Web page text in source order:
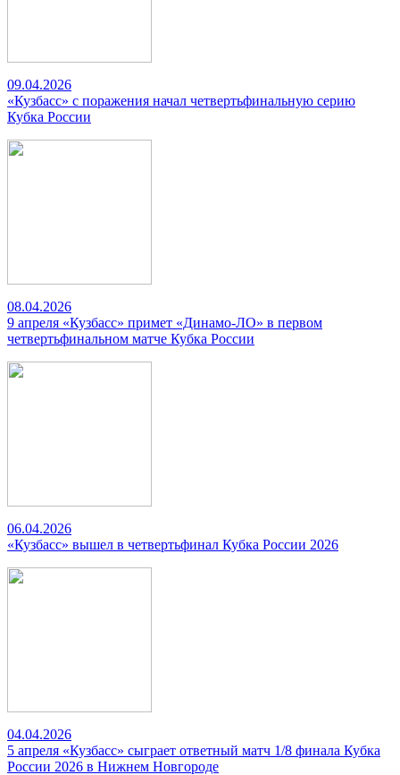
09.04.2026
«Кузбасс» с поражения начал четвертьфинальную серию
Кубка России
08.04.2026
9 апреля «Кузбасс» примет «Динамо-ЛО» в первом
четвертьфинальном матче Кубка России
06.04.2026
«Кузбасс» вышел в четвертьфинал Кубка России 2026
04.04.2026
5 апреля «Кузбасс» сыграет ответный матч 1/8 финала Кубка
России 2026 в Нижнем Новгороде